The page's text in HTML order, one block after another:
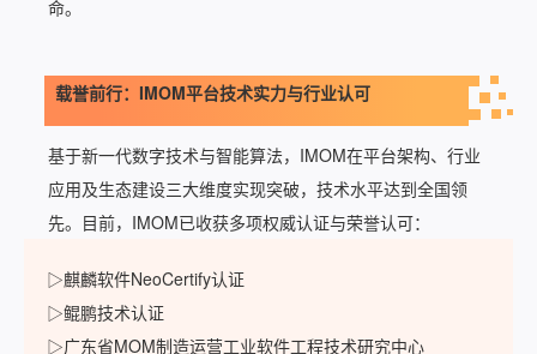
命。
载誉前行：IMOM平台技术实力与行业认可
基于新一代数字技术与智能算法，IMOM在平台架构、行业
应用及生态建设三大维度实现突破，技术水平达到全国领
先。目前，IMOM已收获多项权威认证与荣誉认可：
▷麒麟软件NeoCertify认证
▷鲲鹏技术认证
▷广东省MOM制造运营工业软件工程技术研究中心